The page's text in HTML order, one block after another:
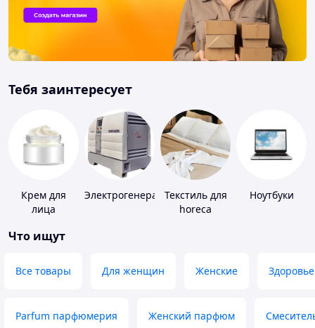
Тебя заинтересует
Крем для
лица
ЭлектрогенераторыТекстиль для
horeca
Ноутбуки
Что ищут
Все товары Для женщин Женские Здоровье
Parfum парфюмерия Женский парфюм